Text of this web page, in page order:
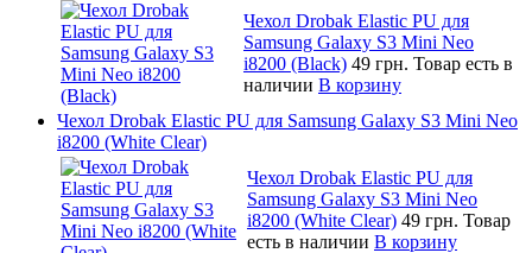
Чехол Drobak Elastic PU для
Samsung Galaxy S3 Mini Neo
i8200 (Black) 49 грн. Товар есть в
наличии В корзину
Чехол Drobak Elastic PU для Samsung Galaxy S3 Mini Neo
i8200 (White Clear)
Чехол Drobak Elastic PU для
Samsung Galaxy S3 Mini Neo
i8200 (White Clear) 49 грн. Товар
есть в наличии В корзину